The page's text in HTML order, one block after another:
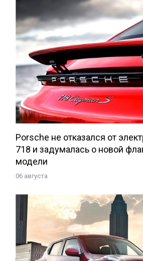
Porsche не отказался от
718 и задумалась о новой
модели
06 августа